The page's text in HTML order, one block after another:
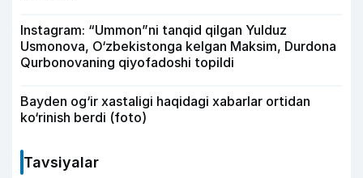
Instagram: “Ummon”ni tanqid qilgan Yulduz
Usmonova, O‘zbekistonga kelgan Maksim, Durdona
Qurbonovaning qiyofadoshi topildi
Bayden og‘ir xastaligi haqidagi xabarlar ortidan
ko‘rinish berdi (foto)
Tavsiyalar